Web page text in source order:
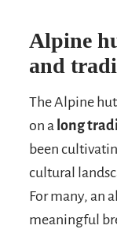
Alpine
and
The Alpine
on a long
been
cultural
For many, an
meaningful